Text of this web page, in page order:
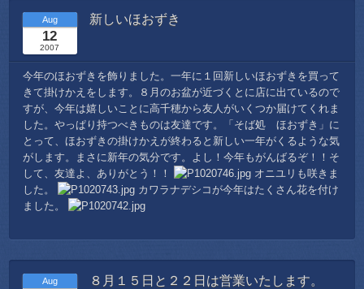
新しいほおずき
Aug
12
2007
今年のほおずきを飾りました。一年に１回新しいほおずきを買って
きて掛けかえをします。８月のお盆が近づくとに店に出ているので
すが、今年は嬉しいことに高千穂から友人がいくつか届けてくれま
した。やっぱり持つべきものは友達です。「そば処 ほおずき」に
とって、ほおずきの掛けかえが終わると新しい一年がくるような気
がします。まさに新年の気分です。よし！今年もがんばるぞ！！そ
して、友達よ、ありがとう！！
オニユリも咲きま
した。
カワラナデシコが今年はたくさん花を付け
ました。
８月１５日と２２日は営業いたします。
Aug